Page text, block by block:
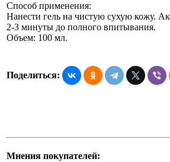
Способ применения:
Нанести гель на чистую сухую кожу.
2-3 минуты до полного впитывания.
Объем: 100 мл.
Поделиться:
Мнения покупателей: